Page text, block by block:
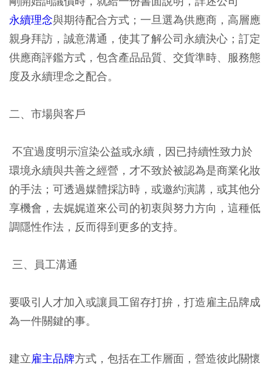
永續理念與期待配合方式；一旦選為供應商，高層應
親身拜訪，誠意溝通，使其了解公司永續決心；訂定
供應商評鑑方式，包含產品品質、交貨準時、服務態
度及永續理念之配合。
二、市場與客戶
不宜過度明示渲染公益或永續，因已持續性致力於
環境永續與共善之經營，才不致於被認為是商業化妝
的手法；可透過媒體採訪時，或邀約演講，或其他分
享機會，去娓娓道來公司的初衷與努力方向，這種低
調隱性作法，反而得到更多的支持。
三、員工溝通
要吸引人才加入或讓員工留存打拚，打造雇主品牌成
為一件關鍵的事。
建立雇主品牌方式，包括在工作層面，營造彼此關懷